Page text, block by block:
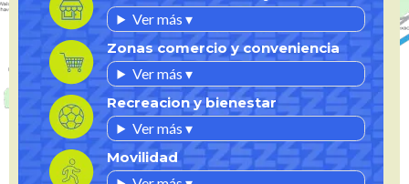
Ver más ▾
Zonas comercio y conveniencia
Ver más ▾
Recreacion y bienestar
Ver más ▾
Movilidad